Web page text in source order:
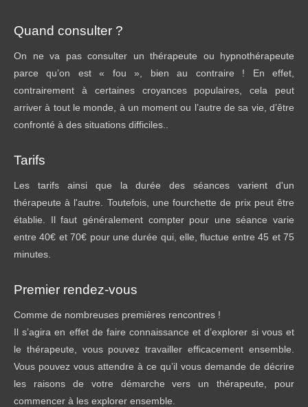
Quand consulter ?
On ne va pas consulter un thérapeute ou hypnothérapeute
parce qu’on est « fou », bien au contraire ! En effet,
contrairement à certaines croyances populaires, cela peut
arriver à tout le monde, à un moment ou l’autre de sa vie, d’être
confronté à des situations difficiles..
Tarifs
Les tarifs ainsi que la durée des séances varient d'un
thérapeute à l'autre. Toutefois, une fourchette de prix peut être
établie. Il faut généralement compter pour une séance varie
entre 40€ et 70€ pour une durée qui, elle, fluctue entre 45 et 75
minutes.
Premier rendez-vous
Comme de nombreuses premières rencontres !
Il s’agira en effet de faire connaissance et d’explorer si vous et
le thérapeute, vous pouvez travailler efficacement ensemble.
Vous pouvez vous attendre à ce qu’il vous demande de décrire
les raisons de votre démarche vers un thérapeute, pour
commencer à les explorer ensemble.